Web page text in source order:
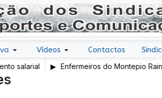
Vídeos Contactos
salarial
Enfermeiros do Montepio